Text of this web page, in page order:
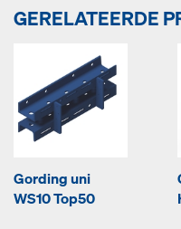
GERELATEERDE
Gording uni
WS10 Top50